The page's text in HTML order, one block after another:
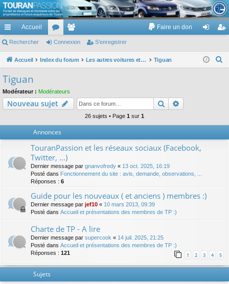
TouranPassion
Le forum des propriétaires ou futurs acquéreurs du Volkswagen Touran
cc
ès
pi
de
Accueil
or
u
e
m
Faire un don
ne nr
Rechercher Connexion S’enregistrer
Accueil Index du forum Les autres voitures et ce qui touche à la voiture Tiguan
c
Tiguan
Modérateur : Modérateurs
Nouveau sujet Rechercher
26 sujets • Page 1 sur 1
Annonces
TouranPassion et les réseaux sociaux (Facebook,
Twitter, ...)
Dernier message par gnanvofredy « 13 oct. 2025, 16:19
Posté dans Fonctionnement du site : avis, demande, observations, ...
Réponses : 6
Guide pour les nouveaux ( et anciens ) membres :)
Dernier message par jef10 « 10 mars 2013, 09:39
Posté dans Accueil et présentations des membres de TP :)
Charte de TP - A lire
Dernier message par supercook « 14 juil. 2025, 21:25
Posté dans Accueil et présentations des membres de TP :)
Réponses : 121 1 2 3 4 5
Sujets